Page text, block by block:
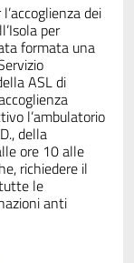
dei
per
formata una
ASL di
l’ambulatorio
della
ore 10 alle
richiedere il
le
anti